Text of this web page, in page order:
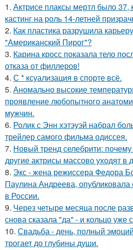
1. Актрисе плаксы мертл было 37,
кастинг на роль 14-летней
2. Как пластика разрушила
"Американский Пирог"?
3. Карина кросс показала тело
отказа от филлеров!
4. С * ксуализация в спорте всё.
5. Аномально высокие
проявление любопытного
мужчин.
6. Ролик с Энн хэтэуэй набрал
трейлер самого фильма одиссея.
7. Новый тренд селебрити:
другие актрисы массово уходят в
8. Экс - жена режиссера Федора
Паулина Андреева, опубликовала
в России.
9. Через четыре месяца после
снова сказала "да" - и кольцо уже
10. Свадьба - день, полный
трогает до глубины души.